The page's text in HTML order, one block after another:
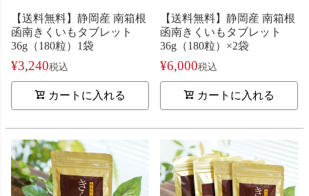
【送料無料】静岡産 南箱根
函南きくいもタブレット
36g（180粒）1袋
¥3,240税込
カートに入れる
【送料無料】静岡産 南箱根
函南きくいもタブレット
36g（180粒）×2袋
¥6,000税込
カートに入れる